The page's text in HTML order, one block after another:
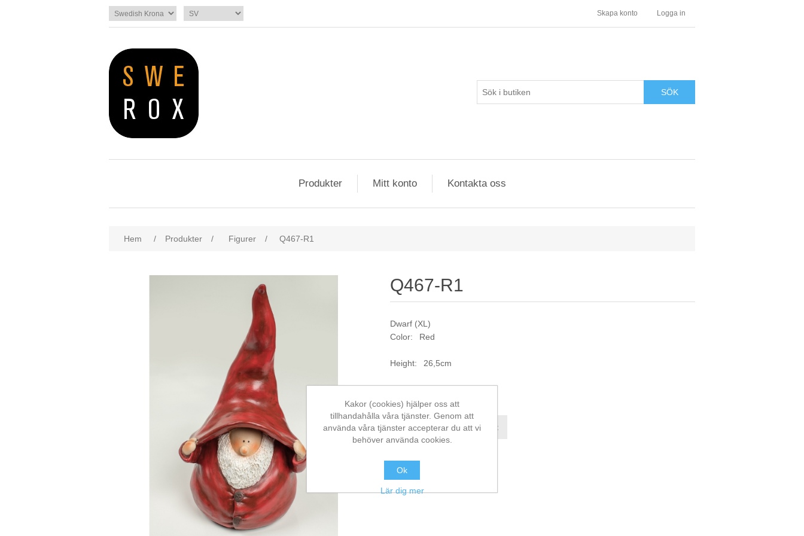
Skapa konto Logga in
SÖK
Produkter Mitt konto Kontakta oss
Hem / Produkter / Figurer / Q467-R1
Q467-R1
Dwarf (XL)
Color: Red
Height: 26,5cm
Jämför denna produkt
Kakor (cookies) hjälper oss att
tillhandahålla våra tjänster. Genom att
använda våra tjänster accepterar du att vi
behöver använda cookies.
Ok
Lär dig mer